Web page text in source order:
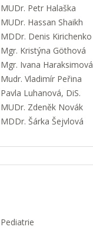
MUDr. Petr Halaška
MUDr. Hassan Shaikh
MDDr. Denis Kirichenko
Mgr. Kristýna Göthová
Mgr. Ivana Haraksimová
Mudr. Vladimír Peřina
Pavla Luhanová, DiS.
MUDr. Zdeněk Novák
MDDr. Šárka Šejvlová
Pediatrie